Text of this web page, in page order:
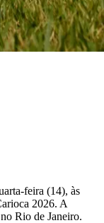
feira (14), às
2026. A
Rio de Janeiro.